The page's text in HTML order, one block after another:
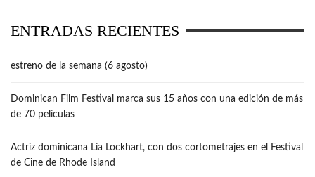
ENTRADAS RECIENTES
estreno de la semana (6 agosto)
Dominican Film Festival marca sus 15 años con una edición de más
de 70 películas
Actriz dominicana Lía Lockhart, con dos cortometrajes en el Festival
de Cine de Rhode Island